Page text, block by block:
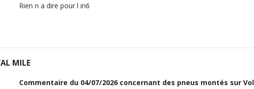
Rien n a dire pour l in6
MILE
Commentaire du 04/07/2026concernant des pneus montés sur